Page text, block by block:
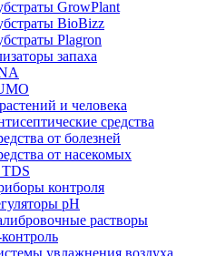
GrowPlant
BioBizz
Plagron
запаха
и человека
средства
от болезней
от насекомых
контроля
pH
растворы
увлажнения воздуха